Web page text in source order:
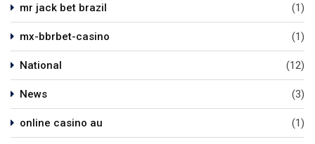
mr jack bet brazil (1)
mx-bbrbet-casino (1)
National (12)
News (3)
online casino au (1)